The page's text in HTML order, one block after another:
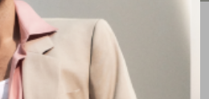
Newsletter
da Loja Online HUGO BOSS
especiais exclusivos, trends de